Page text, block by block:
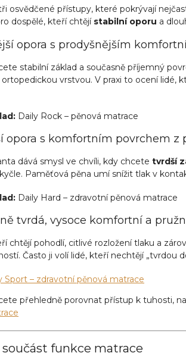
osvědčené přístupy, které pokrývají
dospělé, kteří chtějí stabilní oporu a
opora s prodyšnějším
stabilní základ a současně příjemný
vrstvou. V praxi to ocení lidé,
Daily Rock – pěnová matrace
opora s komfortním povrchem z
dává smysl ve chvíli, kdy chcete tvrdší
Paměťová pěna umí snížit tlak v
Daily Hard – zdravotní pěnová matrace
tvrdá, vysoce komfortní a
chtějí pohodlí, citlivé rozložení tlaku a
Často ji volí lidé, kteří nechtějí „tvrdou
Sport – zdravotní pěnová matrace
přehledně porovnat přístup k tuhosti,
součást funkce matrace